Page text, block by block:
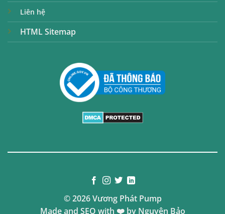
Liên hệ
HTML Sitemap
© 2026 Vương Phát Pump
Made and SEO with ❤️ by Nguyên Bảo